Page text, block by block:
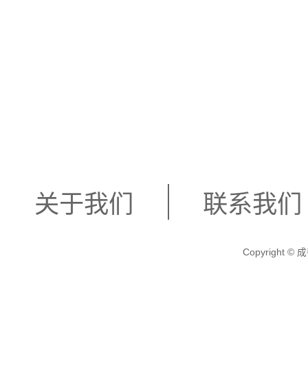
关于我们 联系我们
Copyright © 成